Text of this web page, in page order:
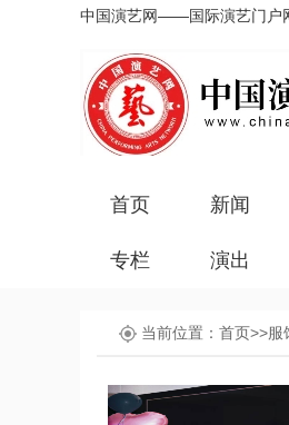
中国演艺网——国际演艺门户
首页 新闻
专栏 演出
当前位置： 首页>>服